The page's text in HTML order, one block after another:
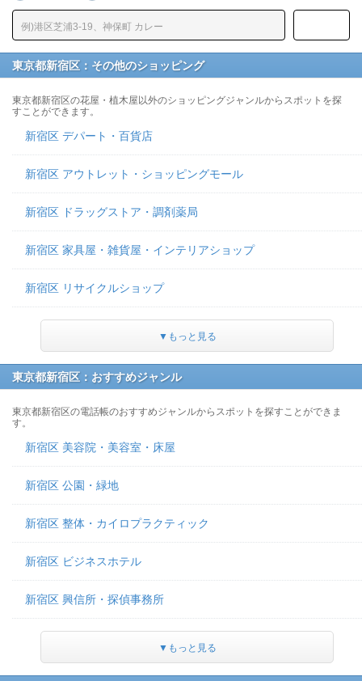
東京都新宿区：その他のショッピング
東京都新宿区の花屋・植木屋以外のショッピングジャンルからスポットを探
すことができます。
新宿区 デパート・百貨店
新宿区 アウトレット・ショッピングモール
新宿区 ドラッグストア・調剤薬局
新宿区 家具屋・雑貨屋・インテリアショップ
新宿区 リサイクルショップ
▼もっと見る
東京都新宿区：おすすめジャンル
東京都新宿区の電話帳のおすすめジャンルからスポットを探すことができま
す。
新宿区 美容院・美容室・床屋
新宿区 公園・緑地
新宿区 整体・カイロプラクティック
新宿区 ビジネスホテル
新宿区 興信所・探偵事務所
▼もっと見る